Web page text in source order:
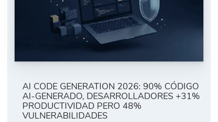
AI CODE GENERATION 2026: 90% CÓDIGO
AI-GENERADO, DESARROLLADORES +31%
PRODUCTIVIDAD PERO 48%
VULNERABILIDADES